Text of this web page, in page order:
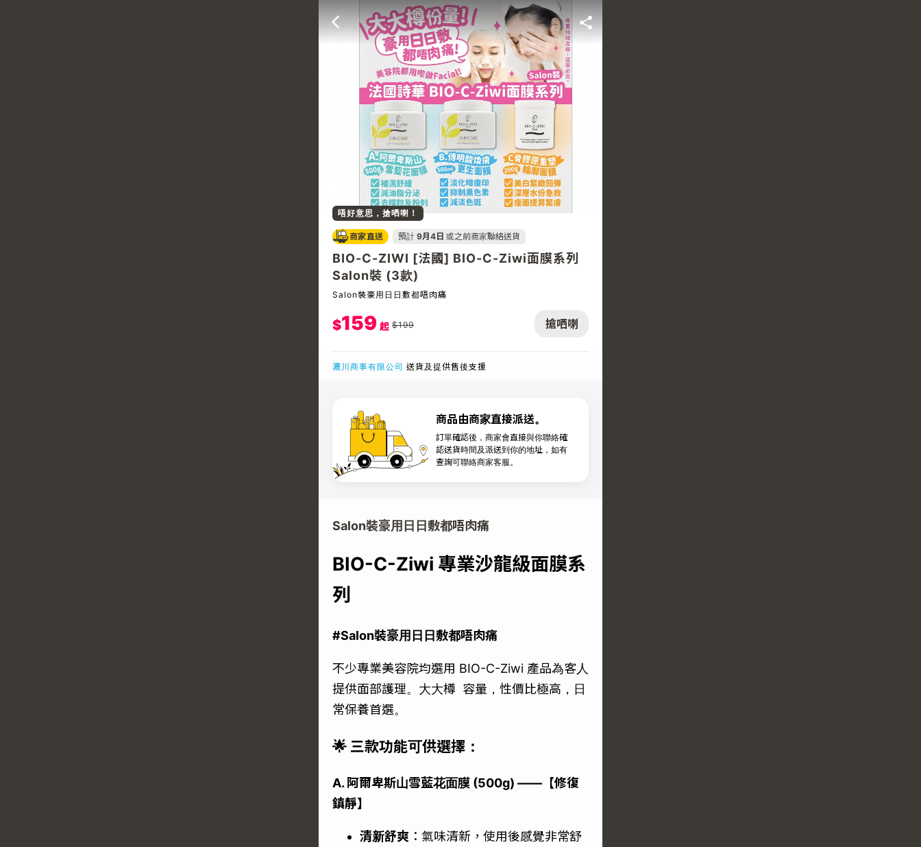
搶哂喇
唔好意思，搶哂喇！
商家直送 預計 9月4日 或之前商家聯絡送貨
BIO-C-ZIWI [法國] BIO-C-Ziwi面膜系列
Salon裝 (3款)
Salon裝豪用日日敷都唔肉痛
$159 起 $199
漉川商事有限公司 送貨及提供售後支援
商品由商家直接派送。
訂單確認後，商家會直接與你聯絡確
認送貨時間及派送到你的地址，如有
查詢可聯絡商家客服。
Salon裝豪用日日敷都唔肉痛
BIO-C-Ziwi 專業沙龍級面膜系
列
#Salon裝豪用日日敷都唔肉痛
不少專業美容院均選用 BIO-C-Ziwi 產品為客人
提供面部護理。大大樽 容量，性價比極高，日
常保養首選。
🌟 三款功能可供選擇：
A. 阿爾卑斯山雪藍花面膜 (500g) ——【修復
鎮靜】
清新舒爽 ：氣味清新，使用後感覺非常舒